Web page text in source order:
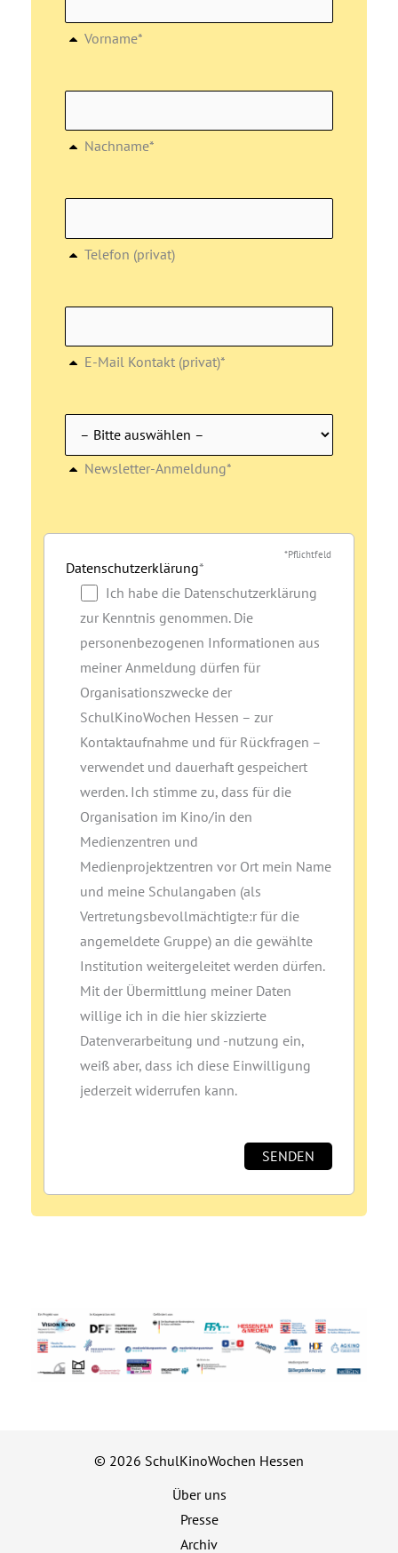
Vorname*
Nachname*
Telefon (privat)
E-Mail Kontakt (privat)*
Newsletter-Anmeldung*
*Pflichtfeld
Datenschutzerklärung*
Ich habe die Datenschutzerklärung
zur Kenntnis genommen. Die
personenbezogenen Informationen aus
meiner Anmeldung dürfen für
Organisationszwecke der
SchulKinoWochen Hessen – zur
Kontaktaufnahme und für Rückfragen –
verwendet und dauerhaft gespeichert
werden. Ich stimme zu, dass für die
Organisation im Kino/in den
Medienzentren und
Medienprojektzentren vor Ort mein Name
und meine Schulangaben (als
Vertretungsbevollmächtigte:r für die
angemeldete Gruppe) an die gewählte
Institution weitergeleitet werden dürfen.
Mit der Übermittlung meiner Daten
willige ich in die hier skizzierte
Datenverarbeitung und ‑nutzung ein,
weiß aber, dass ich diese Einwilligung
jederzeit widerrufen kann.
© 2026 SchulKinoWochen Hessen
Über uns
Presse
Archiv